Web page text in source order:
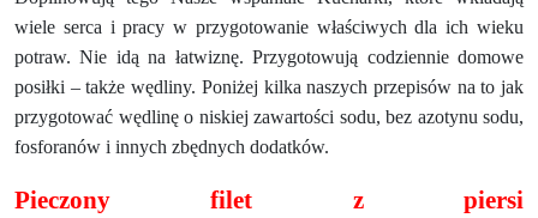
wiele serca i pracy w przygotowanie właściwych dla ich wieku
potraw. Nie idą na łatwiznę. Przygotowują codziennie domowe
posiłki – także wędliny. Poniżej kilka naszych przepisów na to jak
przygotować wędlinę o niskiej zawartości sodu, bez azotynu sodu,
fosforanów i innych zbędnych dodatków.
Pieczony filet z piersi